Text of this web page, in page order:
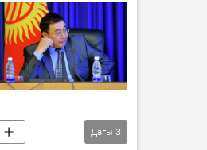
Дагы 3